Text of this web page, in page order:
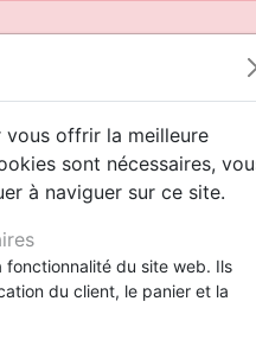
vous offrir la meilleure
sont nécessaires,
à naviguer sur ce site.
fonctionnalité du site web. Ils
du client, le panier et la